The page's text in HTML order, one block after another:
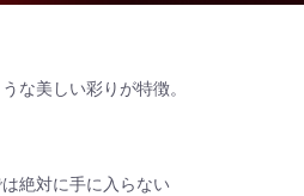
な美しい彩りが特徴。
絶対に手に入らない